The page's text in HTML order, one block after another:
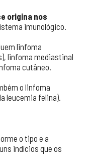
origina nos
imunológico.
linfoma
linfoma mediastinal
cutâneo.
o linfoma
leucemia felina).
o tipo e a
indícios que os